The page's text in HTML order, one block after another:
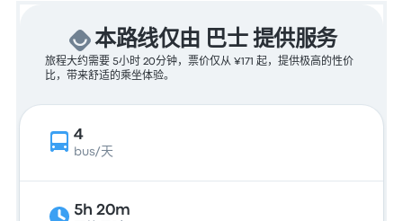
本路线仅由 巴士 提供服务
旅程大约需要 5小时 20分钟，票价仅从 ¥171 起，提供极高的性价
比，带来舒适的乘坐体验。
4
bus/天
5h 20m